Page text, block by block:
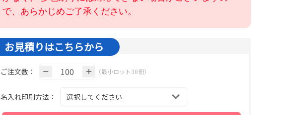
で、あらかじめご了承ください。
お見積りはこちらから
ご注文数： （最小ロット30冊）
名入れ印刷方法：